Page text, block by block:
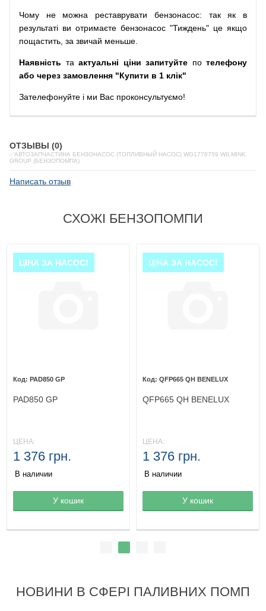
Чому не можна реставрувати бензонасос: так як
в
результаті ви отримаєте бензонасос "Тиждень" це якщо
пощастить, за звичай меньше.
Наявність та актуальні ціни запитуйте по телефону
або через замовлення "Купити в 1 клік"
Зателефонуйте і ми Вас проконсультуємо!
ОТЗЫВЫ (0)
✅АВТОЗАПЧАСТИНА БЕНЗОНАСОС (ТОПЛИВНЫЙ НАСОС) WG1778759 WILMINK
GROUP (БЕНЗОПОМПА)
Написать отзыв
СХОЖІ БЕНЗОПОМПИ
Товар в корзине
ЦІНА ЗА НАСОС!
PAD850 GP
PAD850 GP
ЦЕНА:
1 376 грн.
В наличии
У кошик Товар в корзине
ЦІНА ЗА НАСОС!
QFP665 QH BENELUX
QFP665 QH BENELUX
ЦЕНА:
1 376 грн.
В наличии
У кошик
НОВИНИ В СФЕРІ ПАЛИВНИХ ПОМП